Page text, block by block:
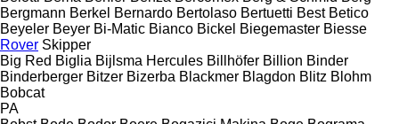
Bergmann Berkel Bernardo Bertolaso Bertuetti Best Betico
Beyeler Beyer Bi-Matic Bianco Bickel Biegemaster Biesse
Rover Skipper
Big Red Biglia Bijlsma Hercules Billhöfer Billion Binder
Binderberger Bitzer Bizerba Blackmer Blagdon Blitz Blohm
Bobcat
PA